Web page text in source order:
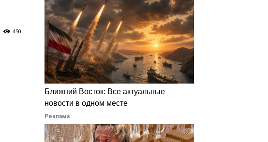
450
Ближний Восток: Все актуальные
новости в одном месте
Реклама